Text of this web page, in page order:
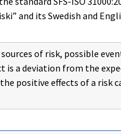
and its Swedish and
of risk, possible
is a deviation from the
positive effects of a risk